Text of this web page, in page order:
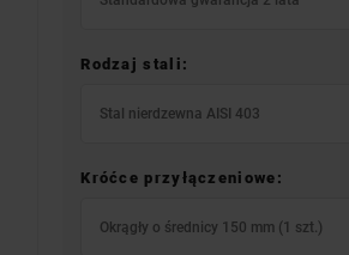
Rodzaj stali:
Stal nierdzewna AISI 403
Króćce przyłączeniowe:
Okrągły o średnicy 150 mm (1 szt.)